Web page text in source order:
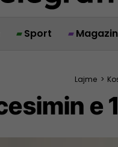
Sport
Lajme >
e